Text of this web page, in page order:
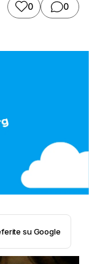
0 0
su Google